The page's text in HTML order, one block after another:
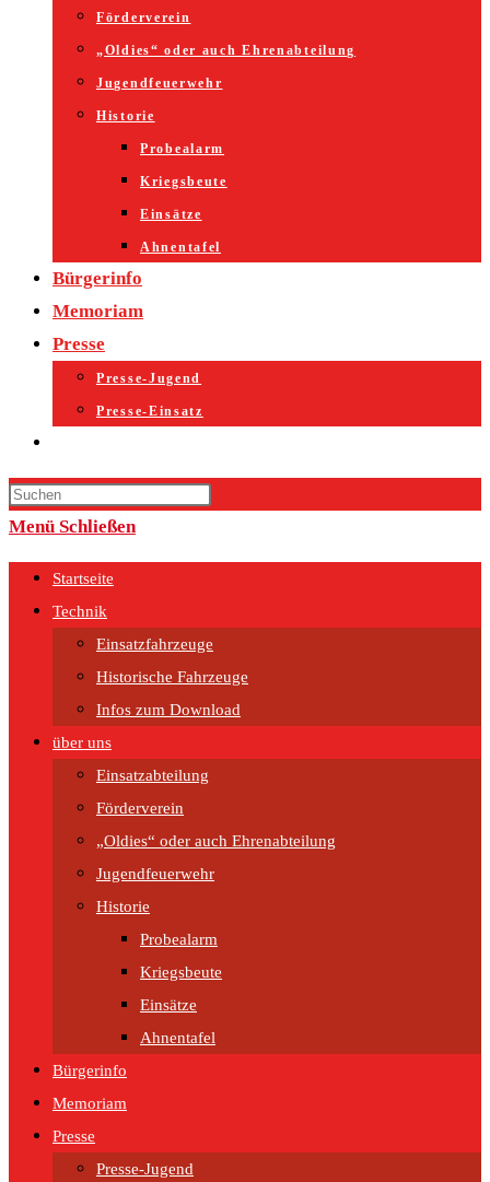
Förderverein
„Oldies“ oder auch Ehrenabteilung
Jugendfeuerwehr
Historie
Probealarm
Kriegsbeute
Einsätze
Ahnentafel
Bürgerinfo
Memoriam
Presse
Presse-Jugend
Presse-Einsatz
Suche
umschalten
Menü Schließen
Startseite
Technik
Einsatzfahrzeuge
Historische Fahrzeuge
Infos zum Download
über uns
Einsatzabteilung
Förderverein
„Oldies“ oder auch Ehrenabteilung
Jugendfeuerwehr
Historie
Probealarm
Kriegsbeute
Einsätze
Ahnentafel
Bürgerinfo
Memoriam
Presse
Presse-Jugend